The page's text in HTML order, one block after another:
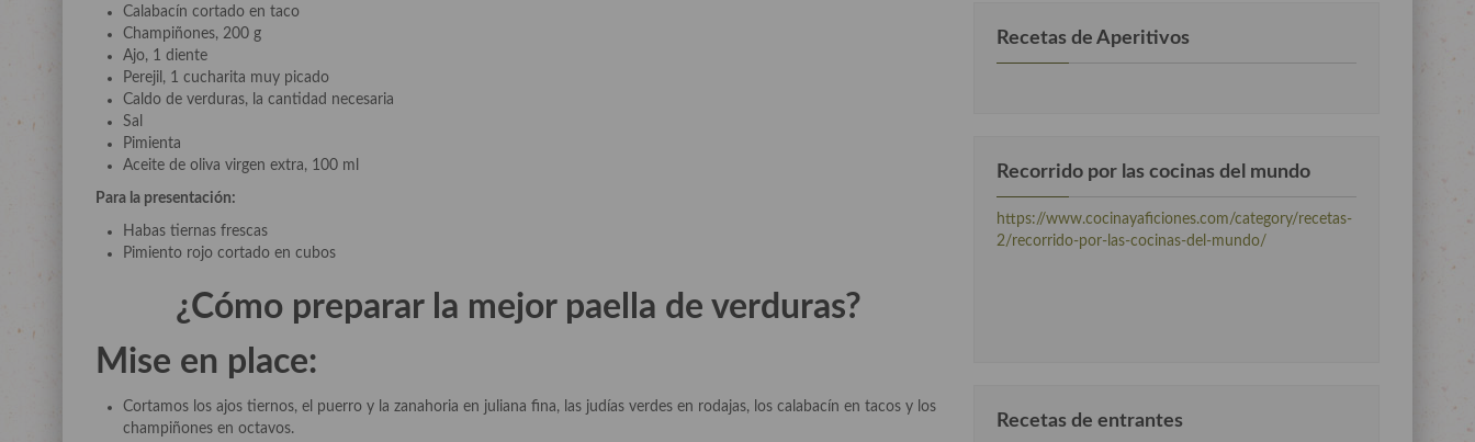
Calabacín cortado en taco
Champiñones, 200 g
Ajo, 1 diente
Perejil, 1 cucharita muy picado
Caldo de verduras, la cantidad necesaria
Sal
Pimienta
Aceite de oliva virgen extra, 100 ml
Para la presentación:
Habas tiernas frescas
Pimiento rojo cortado en cubos
¿Cómo preparar la mejor paella de verduras?
Mise en place:
Cortamos los ajos tiernos, el puerro y la zanahoria en juliana fina, las judías verdes en rodajas, los calabacín en tacos y los
champiñones en octavos.
Recetas de Aperitivos
Recorrido por las cocinas del mundo
https://www.cocinayaficiones.com/category/recetas-
2/recorrido-por-las-cocinas-del-mundo/
Recetas de entrantes